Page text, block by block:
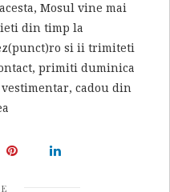
Mosul vine mai
din timp la
si ii trimiteti
primiti duminica
cadou din